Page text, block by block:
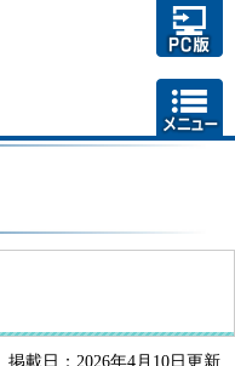
掲載日：2026年4月10日更新